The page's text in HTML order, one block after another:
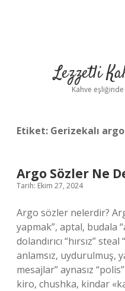
Lezzetli
Kahve
Etiket: Gerizekalı
Argo Sözler Ne
Tarih: Ekim 27, 2024
Argo sözler nelerdir?
yapmak”, aptal, budala
dolandırıcı “hırsız”
anlamsız, uydurulmuş,
mesajlar” aynasız
kiro, chushka, kindar